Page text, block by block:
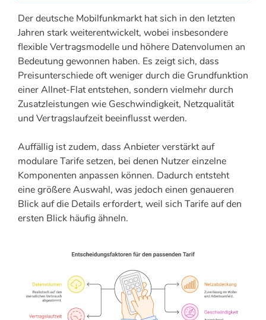
Der deutsche Mobilfunkmarkt hat sich in den letzten
Jahren stark weiterentwickelt, wobei insbesondere
flexible Vertragsmodelle und höhere Datenvolumen an
Bedeutung gewonnen haben. Es zeigt sich, dass
Preisunterschiede oft weniger durch die Grundfunktion
einer Allnet-Flat entstehen, sondern vielmehr durch
Zusatzleistungen wie Geschwindigkeit, Netzqualität
und Vertragslaufzeit beeinflusst werden.
Auffällig ist zudem, dass Anbieter verstärkt auf
modulare Tarife setzen, bei denen Nutzer einzelne
Komponenten anpassen können. Dadurch entsteht
eine größere Auswahl, was jedoch einen genaueren
Blick auf die Details erfordert, weil sich Tarife auf den
ersten Blick häufig ähneln.